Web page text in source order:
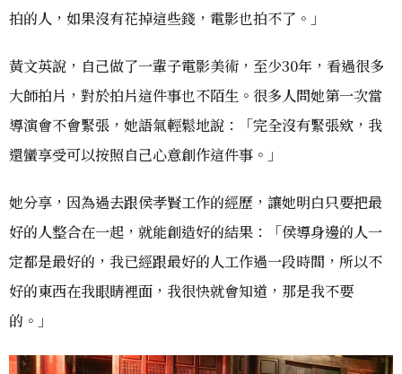
拍的人，如果沒有花掉這些錢，電影也拍不了。」
黃文英說，自己做了一輩子電影美術，至少30年，看過很多
大師拍片，對於拍片這件事也不陌生。很多人問她第一次當
導演會不會緊張，她語氣輕鬆地說：「完全沒有緊張欸，我
還蠻享受可以按照自己心意創作這件事。」
她分享，因為過去跟侯孝賢工作的經歷，讓她明白只要把最
好的人整合在一起，就能創造好的結果：「侯導身邊的人一
定都是最好的，我已經跟最好的人工作過一段時間，所以不
好的東西在我眼睛裡面，我很快就會知道，那是我不要
的。」